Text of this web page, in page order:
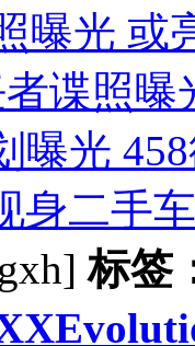
曝光 或
谍照曝
曝光
身二手
标签